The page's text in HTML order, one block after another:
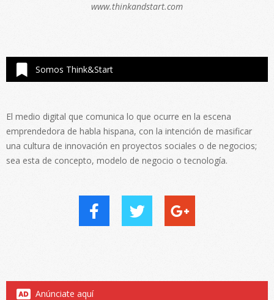
www.thinkandstart.com
Somos Think&Start
El medio digital que comunica lo que ocurre en la escena
emprendedora de habla hispana, con la intención de masificar
una cultura de innovación en proyectos sociales o de negocios;
sea esta de concepto, modelo de negocio o tecnología.
Anúnciate aquí